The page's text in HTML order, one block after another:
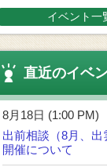
イベント一
直近のイベ
8月18日 (1:00 PM)
出前相談（8月、出
開催について